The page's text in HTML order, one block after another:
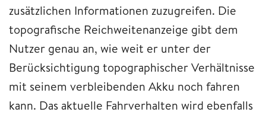
zusätzlichen Informationen zuzugreifen. Die
topografische Reichweitenanzeige gibt dem
Nutzer genau an, wie weit er unter der
Berücksichtigung topographischer Verhältnisse
mit seinem verbleibenden Akku noch fahren
kann. Das aktuelle Fahrverhalten wird ebenfalls